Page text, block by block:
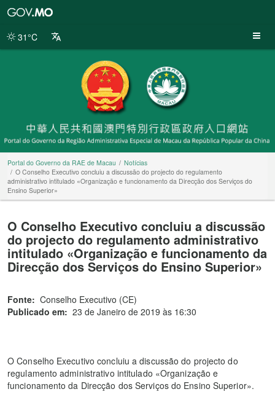
da
31°C
Portal do Governo da RAE de Macau
Notícias
O Conselho Executivo concluiu a discussão do projecto do regulamento
administrativo intitulado «Organização e funcionamento da Direcção dos Serviços do
Ensino Superior»
O Conselho Executivo concluiu a discussão
do projecto do regulamento administrativo
intitulado «Organização e funcionamento da
Direcção dos Serviços do Ensino Superior»
Fonte: Conselho Executivo (CE)
Publicado em: 23 de Janeiro de 2019 às 16:30
O Conselho Executivo concluiu a discussão do projecto do
regulamento administrativo intitulado «Organização e
funcionamento da Direcção dos Serviços do Ensino Superior».